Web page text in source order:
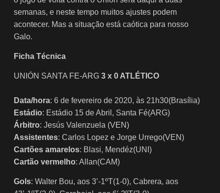
semanas, e neste tempo muitos ajustes podem
acontecer. Mas a situação está caótica para nosso
Galo.
Ficha Técnica
UNIÓN SANTA FE-ARG 3 x 0 ATLÉTICO
Data/hora: 6 de fevereiro de 2020, às 21h30(Brasília)
Estádio: Estádio 15 de Abril, Santa Fé(ARG)
Árbitro: Jesús Valenzuela (VEN)
Assistentes: Carlos Lopez e Jorge Urrego(VEN)
Cartões amarelos: Blasi, Mendéz(UNI)
Cartão vermelho: Allan(CAM)
Gols: Walter Bou, aos 3’-1ºT(1-0), Cabrera, aos